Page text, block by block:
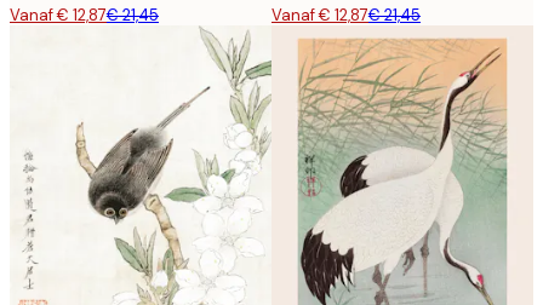
Vanaf € 12,87€ 21,45 Vanaf € 12,87€ 21,45